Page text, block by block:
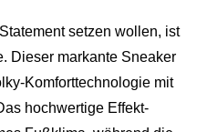
setzen wollen, ist
Dieser markante Sneaker
Komforttechnologie mit
hochwertige Effekt-